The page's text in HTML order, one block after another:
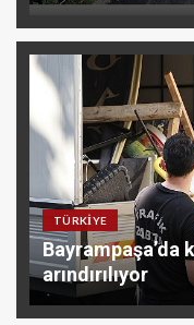
TÜRKIYE
Bayrampaşa’da
arındırılıyor